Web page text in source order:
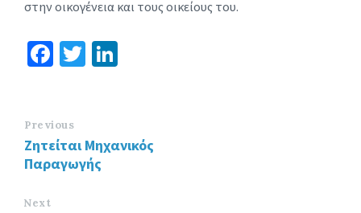
στην οικογένεια και τους οικείους του.
Fa
o
o
T
n
Previous
Ζητείται Μηχανικός
Παραγωγής
Next